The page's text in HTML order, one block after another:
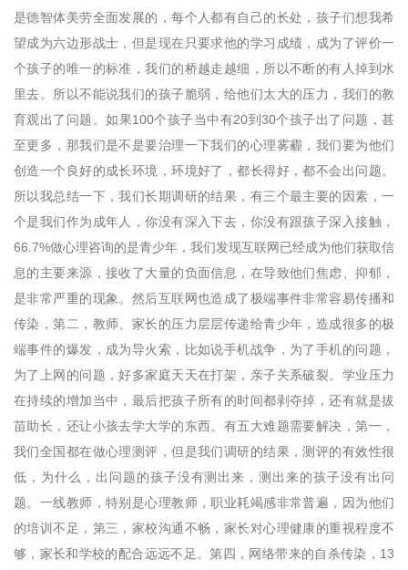
是德智体美劳全面发展的，每个人都有自己的长处，孩子们想我希
望成为六边形战士，但是现在只要求他的学习成绩，成为了评价一
个孩子的唯一的标准，我们的桥越走越细，所以不断的有人掉到水
里去。所以不能说我们的孩子脆弱，给他们太大的压力，我们的教
育观出了问题。如果100个孩子当中有20到30个孩子出了问题，甚
至更多，那我们是不是要治理一下我们的心理雾霾，我们要为他们
创造一个良好的成长环境，环境好了，都长得好，都不会出问题。
所以我总结一下，我们长期调研的结果，有三个最主要的因素，一
个是我们作为成年人，你没有深入下去，你没有跟孩子深入接触，
66.7%做心理咨询的是青少年，我们发现互联网已经成为他们获取信
息的主要来源，接收了大量的负面信息，在导致他们焦虑、抑郁，
是非常严重的现象。然后互联网也造成了极端事件非常容易传播和
传染，第二，教师、家长的压力层层传递给青少年，造成很多的极
端事件的爆发，成为导火索，比如说手机战争，为了手机的问题，
为了上网的问题，好多家庭天天在打架，亲子关系破裂。学业压力
在持续的增加当中，最后把孩子所有的时间都剥夺掉，还有就是拔
苗助长，还让小孩去学大学的东西。有五大难题需要解决，第一，
我们全国都在做心理测评，但是我们调研的结果，测评的有效性很
低，为什么，出问题的孩子没有测出来，测出来的孩子没有出问
题。一线教师，特别是心理教师，职业耗竭感非常普遍，因为他们
的培训不足，第三，家校沟通不畅，家长对心理健康的重视程度不
够，家长和学校的配合远远不足。第四，网络带来的自杀传染，13